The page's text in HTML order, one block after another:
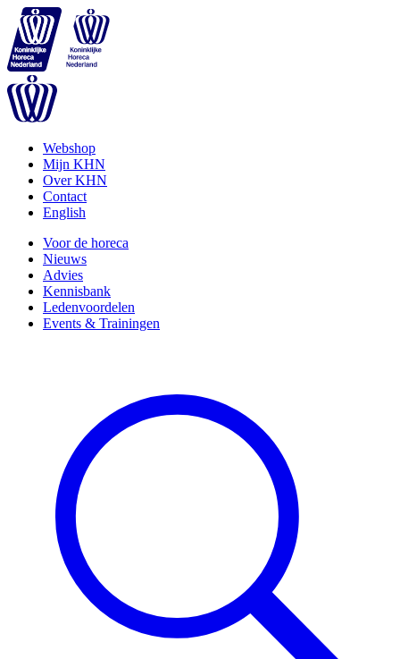
Webshop
Mijn KHN
Over KHN
Contact
English
Voor de horeca
Nieuws
Advies
Kennisbank
Ledenvoordelen
Events & Trainingen